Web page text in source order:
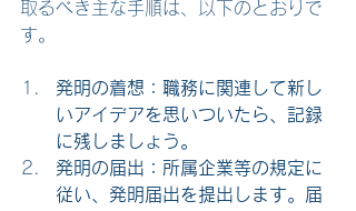
取るべき主な手順は、以下のとおりで
す。
発明の着想：職務に関連して新し
いアイデアを思いついたら、記録
に残しましょう。
発明の届出：所属企業等の規定に
従い、発明届出を提出します。届